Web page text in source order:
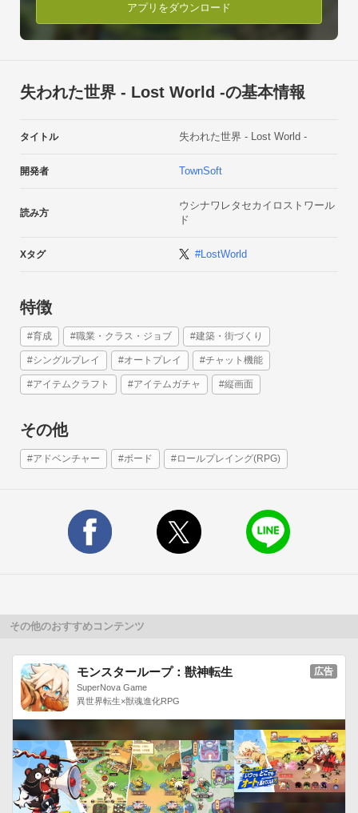
パーティー編成で武器やスキルを装備させて冒険へ出そう！
らせてくれる。
冒険の最後には「レシピ」や「ジョブ」を見つけてくれること
もあるよ！
広がるマップ
たどり着いた土地を冒険していくとマップはどんどん広がって
いく。
どんどんマップを開拓して失われた世界の謎を解いていこう！
アプリをダウンロード
失われた世界 - Lost World -の基本情報
タイトル 失われた世界 - Lost World -
開発者 TownSoft
読み方
ウシナワレタセカイロストワール
ド
Xタグ #LostWorld
特徴
#育成 #職業・クラス・ジョブ #建築・街づくり
#シングルプレイ #オートプレイ #チャット機能
#アイテムクラフト #アイテムガチャ #縦画面
その他
#アドベンチャー #ボード #ロールプレイング(RPG)
その他のおすすめコンテンツ
モンスターループ：獣神転生
SuperNova Game
異世界転生×獣魂進化RPG
広告